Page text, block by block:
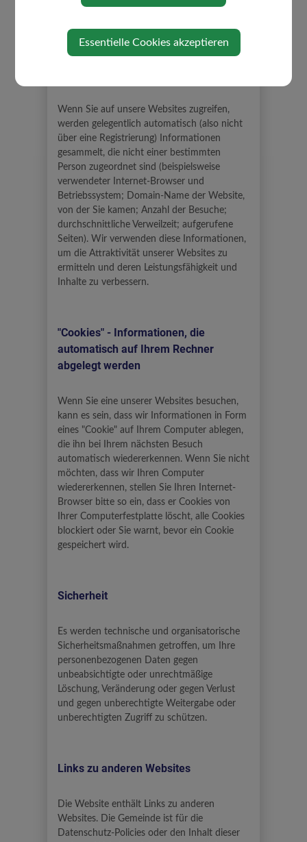
gesetzlichen Regelungen zum Datenschutz.
Automatisch erfasste nicht-
Wenn Sie auf unsere Websites zugreifen,
werden gelegentlich automatisch (also nicht
über eine Registrierung) Informationen
gesammelt, die nicht einer bestimmten
Person zugeordnet sind (beispielsweise
verwendeter Internet-Browser und
Betriebssystem; Domain-Name der Website,
von der Sie kamen; Anzahl der Besuche;
durchschnittliche Verweilzeit; aufgerufene
Seiten). Wir verwenden diese Informationen,
um die Attraktivität unserer Websites zu
ermitteln und deren Leistungsfähigkeit und
Inhalte zu verbessern.
"Cookies" - Informationen, die
automatisch auf Ihrem Rechner
abgelegt werden
Wenn Sie eine unserer Websites besuchen,
kann es sein, dass wir Informationen in Form
eines "Cookie" auf Ihrem Computer ablegen,
die ihn bei Ihrem nächsten Besuch
automatisch wiedererkennen. Wenn Sie nicht
möchten, dass wir Ihren Computer
wiedererkennen, stellen Sie Ihren Internet-
Browser bitte so ein, dass er Cookies von
Ihrer Computerfestplatte löscht, alle Cookies
blockiert oder Sie warnt, bevor ein Cookie
gespeichert wird.
Sicherheit
Es werden technische und organisatorische
Sicherheitsmaßnahmen getroffen, um Ihre
personenbezogenen Daten gegen
unbeabsichtigte oder unrechtmäßige
Löschung, Veränderung oder gegen Verlust
und gegen unberechtigte Weitergabe oder
unberechtigten Zugriff zu schützen.
Links zu anderen Websites
Die Website enthält Links zu anderen
Websites. Die Gemeinde ist für die
Datenschutz-Policies oder den Inhalt dieser
Essentielle Cookies akzeptieren